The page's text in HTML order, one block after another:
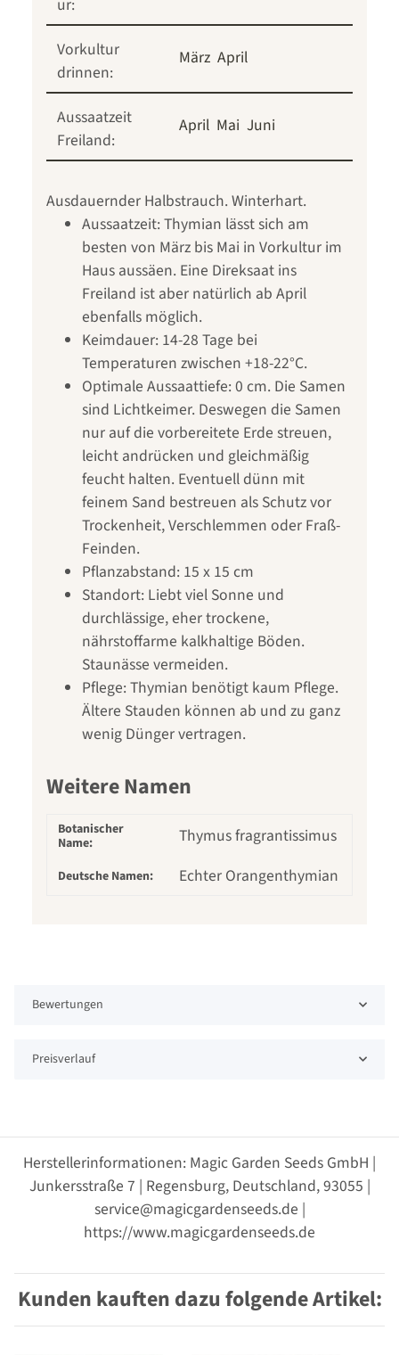
ur:
Vorkultur
drinnen:
März April
Aussaatzeit
Freiland:
April Mai Juni
Ausdauernder Halbstrauch. Winterhart.
Aussaatzeit: Thymian lässt sich am
besten von März bis Mai in Vorkultur im
Haus aussäen. Eine Direksaat ins
Freiland ist aber natürlich ab April
ebenfalls möglich.
Keimdauer: 14-28 Tage bei
Temperaturen zwischen +18-22°C.
Optimale Aussaattiefe: 0 cm. Die Samen
sind Lichtkeimer. Deswegen die Samen
nur auf die vorbereitete Erde streuen,
leicht andrücken und gleichmäßig
feucht halten. Eventuell dünn mit
feinem Sand bestreuen als Schutz vor
Trockenheit, Verschlemmen oder Fraß-
Feinden.
Pflanzabstand: 15 x 15 cm
Standort: Liebt viel Sonne und
durchlässige, eher trockene,
nährstoffarme kalkhaltige Böden.
Staunässe vermeiden.
Pflege: Thymian benötigt kaum Pflege.
Ältere Stauden können ab und zu ganz
wenig Dünger vertragen.
Weitere Namen
Botanischer
Name:
Thymus fragrantissimus
Deutsche Namen: Echter Orangenthymian
Bewertungen
Preisverlauf
Herstellerinformationen: Magic Garden Seeds GmbH |
Junkersstraße 7 | Regensburg, Deutschland, 93055 |
service@magicgardenseeds.de |
https://www.magicgardenseeds.de
Kunden kauften dazu folgende Artikel: